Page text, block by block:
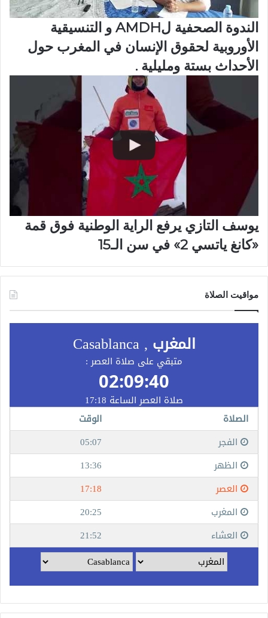
الندوة الصحفية لAMDH و التنسيقية
الأوروبية لحقوق الإنسان في المغرب حول
الأحداث بستة ومليلية .
يوسف التازي يرفع الراية الوطنية فوق قمة
«كانغ ياتسي 2» في سن الـ15
مواقيت الصلاة